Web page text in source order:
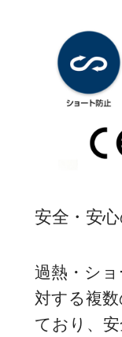
安全・安
過熱・シ
対する複
ており、